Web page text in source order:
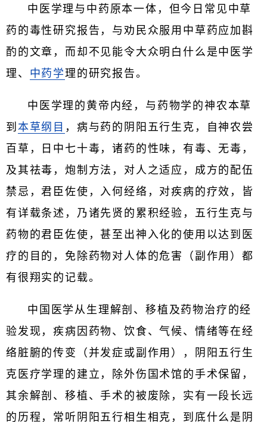
中医学理与中药原本一体，但今日常见中草
药的毒性研究报告，与劝民众服用中草药应加斟
酌的文章，而却不见能令大众明白什么是中医学
理、 中药学理的研究报告。
中医学理的黄帝内经，与药物学的神农本草
到 本草纲目 ，病与药的阴阳五行生克，自神农尝
百草，日中七十毒，诸药的性味，有毒、无毒，
及其祛毒，炮制方法，对人之适应，成方的配伍
禁忌，君臣佐使，入何经络，对疾病的疗效，皆
有详载条述，乃诸先贤的累积经验，五行生克与
药物的君臣佐使，甚至出神入化的使用以达到医
疗的目的，免除药物对人体的危害（副作用）都
有很翔实的记载。
中国医学从生理解剖、移植及药物治疗的经
验发现，疾病因药物、饮食、气候、情绪等在经
络脏腑的传变（并发症或副作用），阴阳五行生
克医疗学理的建立，除外伤国术馆的手术保留，
其余解剖、移植、手术的被废除，实有一段长远
的历程，常听阴阳五行相生相克，到底什么是阴